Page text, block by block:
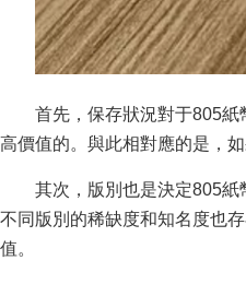
首先，保存狀況對于805紙
高價值的。與此相對應的是
其次，版別也是決定805紙
不同版別的稀缺度和知名度也存
值。